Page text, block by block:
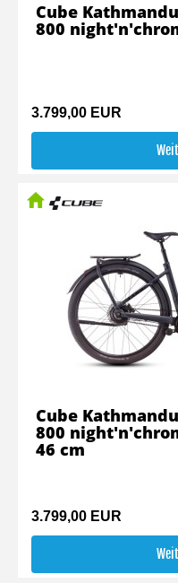
3.799,00 EUR
Cube
800
3.799,00 EUR
Cube
800
46 cm